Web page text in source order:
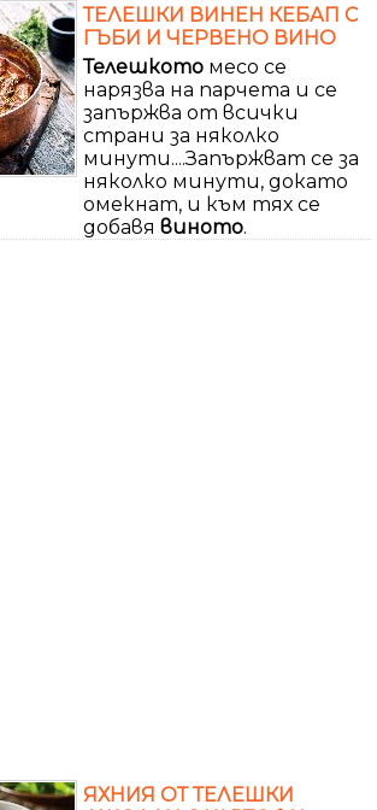
ТЕЛЕШКИ ВИНЕН КЕБАП С
ГЪБИ И ЧЕРВЕНО ВИНО
Телешкото месо се
нарязва на парчета и се
запържва от всички
страни за няколко
минути....Запържват се за
няколко минути, докато
омекнат, и към тях се
добавя виното.
ЯХНИЯ ОТ ТЕЛЕШКИ